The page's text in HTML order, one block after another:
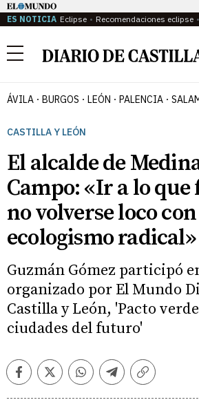
ES NOTICIA Eclipse Recomendaciones eclipse
Menú
ÁVILA BURGOS LEÓN PALENCIA
CASTILLA Y LEÓN
El alcalde de
Campo: «Ir a lo
no volverse loco
ecologismo radical»
Guzmán Gómez participó
organizado por El Mundo
Castilla y León, 'Pacto
ciudades del futuro'
FacebookTwitterWhatsappTelegramCopiar